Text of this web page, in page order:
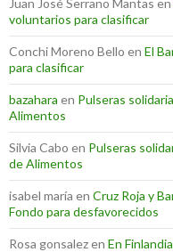
Juan José Serrano Mantas en
voluntarios para clasificar
Conchi Moreno Bello en El
para clasificar
bazahara en Pulseras
Alimentos
Silvia Cabo en Pulseras
de Alimentos
isabel maría en Cruz Roja y
Fondo para desfavorecidos
Rosa gonsalezen En